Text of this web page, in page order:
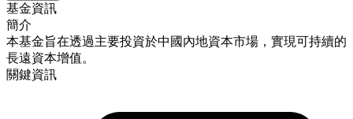
基金資訊
簡介
本基金旨在透過主要投資於中國內地資本市場，實現可持續的
長遠資本增值。
關鍵資訊